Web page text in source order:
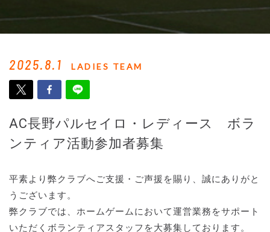
2025.8.1 LADIES TEAM
AC長野パルセイロ・レディース ボラ
ンティア活動参加者募集
平素より弊クラブへご支援・ご声援を賜り、誠にありがと
うございます。
弊クラブでは、ホームゲームにおいて運営業務をサポート
いただくボランティアスタッフを大募集しております。